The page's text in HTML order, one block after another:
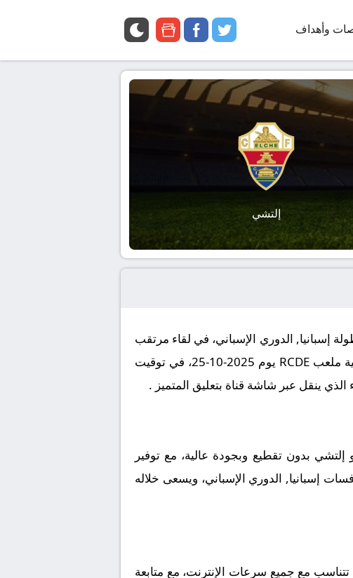
وأهداف twitter
facebook
google
إلتشي
إسبانيا, الدوري الإسباني، في لقاء مرتقب
يعد بالإثارة والتشويق نظراً لقوة الفريقين ورغبتهما في تحقيق الانتصار. تقام المباراة على أرضية ملعب RCDE يوم 2025-10-25، في توقيت
بدون تقطيع وبجودة عالية، مع توفير
إسبانيا, الدوري الإسباني، ويسعى خلاله
مع جميع سرعات الإنترنت، مع متابعة